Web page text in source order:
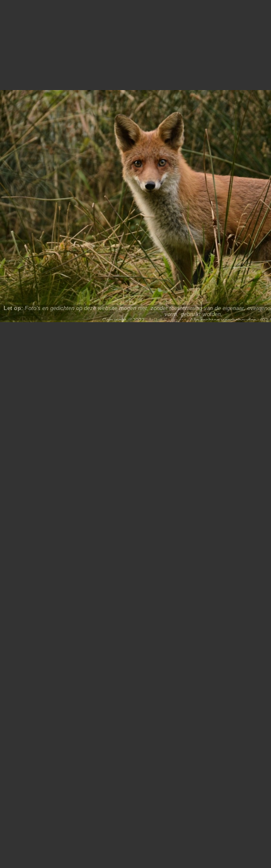
Let op: Foto's en gedichten op deze website mogen niet, zonder toestemming van de eigenaar,
vorm, gebruikt worden.
Copyright ©2023,ArPat Software. Alle rechten voorbehouden.